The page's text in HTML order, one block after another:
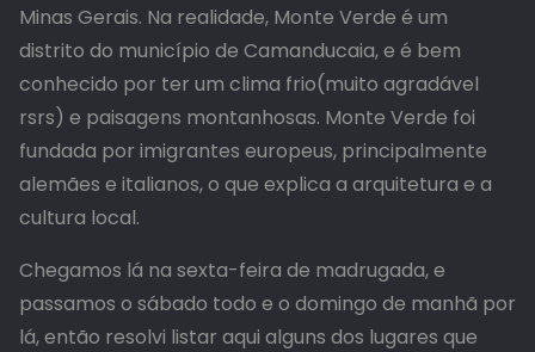
Minas Gerais. Na realidade, Monte Verde é um
distrito do município de Camanducaia, e é bem
conhecido por ter um clima frio(muito agradável
rsrs) e paisagens montanhosas. Monte Verde foi
fundada por imigrantes europeus, principalmente
alemães e italianos, o que explica a arquitetura e a
cultura local.
Chegamos lá na sexta-feira de madrugada, e
passamos o sábado todo e o domingo de manhã por
lá, então resolvi listar aqui alguns dos lugares que